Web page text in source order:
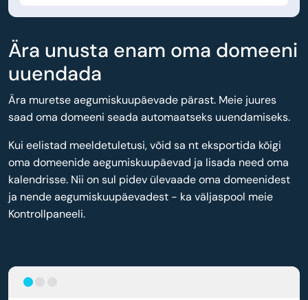
Ära unusta enam oma domeeni
uuendada
Ära muretse aegumiskuupäevade pärast. Meie juures
saad oma domeeni seada automaatseks uuendamiseks.
Kui eelistad meeldetuletusi, võid sa nt eksportida kõigi
oma domeenide aegumiskuupäevad ja lisada need oma
kalendrisse. Nii on sul pidev ülevaade oma domeenidest
ja nende aegumiskuupäevadest - ka väljaspool meie
Kontrollpaneeli.